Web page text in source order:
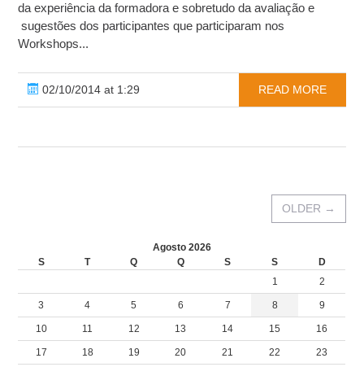
da experiência da formadora e sobretudo da avaliação e
sugestões dos participantes que participaram nos
Workshops...
02/10/2014 at 1:29 READ MORE
OLDER →
Agosto 2026
S
T Q Q S S
D
1
2
3 4 5 6 7 8 9
10 11 12 13 14 15 16
17 18 19 20 21 22 23